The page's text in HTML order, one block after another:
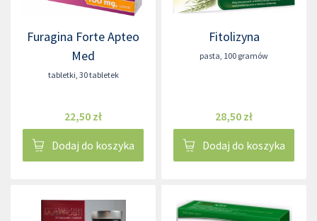
Furagina Forte Apteo
Med
tabletki, 30 tabletek
22,50 zł
Dodaj do koszyka
Fitolizyna
pasta, 100 gramów
28,50 zł
Dodaj do koszyka